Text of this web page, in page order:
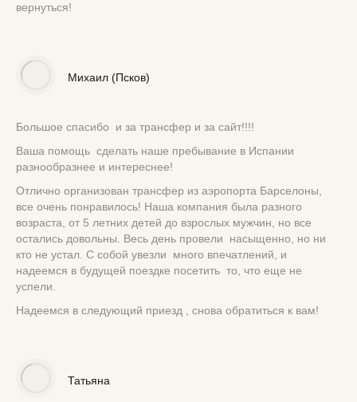
вернуться!
Михаил (Псков)
Большое спасибо и за трансфер и за сайт!!!!
Ваша помощь сделать наше пребывание в Испании
разнообразнее и интереснее!
Отлично организован трансфер из аэропорта Барселоны,
все очень понравилось! Наша компания была разного
возраста, от 5 летних детей до взрослых мужчин, но все
остались довольны. Весь день провели насыщенно, но ни
кто не устал. С собой увезли много впечатлений, и
надеемся в будущей поездке посетить то, что еще не
успели.
Надеемся в следующий приезд , снова обратиться к вам!
Татьяна